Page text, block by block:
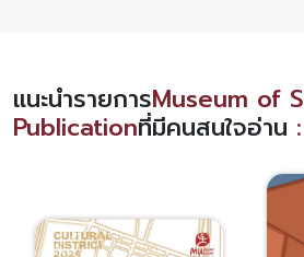
แนะนำรายการMuseum of
Publicationที่มีคนสนใจอ่าน :